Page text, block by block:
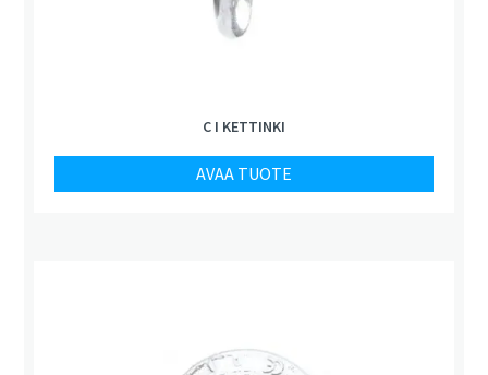
C I KETTINKI
AVAA TUOTE